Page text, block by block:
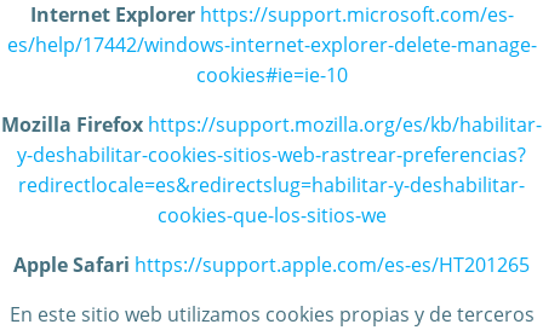
Internet Explorer https://support.microsoft.com/es-
es/help/17442/windows-internet-explorer-delete-manage-
cookies#ie=ie-10
Mozilla Firefox https://support.mozilla.org/es/kb/habilitar-
y-deshabilitar-cookies-sitios-web-rastrear-preferencias?
redirectlocale=es&redirectslug=habilitar-y-deshabilitar-
cookies-que-los-sitios-we
Apple Safari https://support.apple.com/es-es/HT201265
En este sitio web utilizamos cookies propias y de terceros